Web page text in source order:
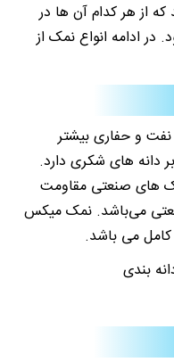
از هر کدام آن ها در
ادامه انواع نمک از
نفت و حفاری بیشتر
دانه های شکری دارد.
های صنعتی مقاومت
می‌باشد. نمک میکس
می باشد.
بندی